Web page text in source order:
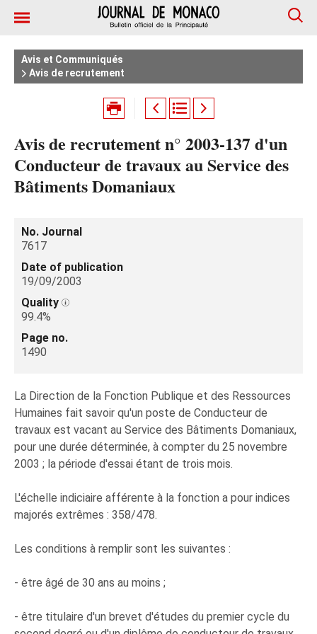
Avis et Communiqués
Avis de recrutement
Avis de recrutement n° 2003-137 d'un
Conducteur de travaux au Service des
Bâtiments Domaniaux
No. Journal
7617
Date of publication
19/09/2003
Quality
99.4%
Page no.
1490
La Direction de la Fonction Publique et des Ressources
Humaines fait savoir qu'un poste de Conducteur de
travaux est vacant au Service des Bâtiments Domaniaux,
pour une durée déterminée, à compter du 25 novembre
2003 ; la période d'essai étant de trois mois.
L'échelle indiciaire afférente à la fonction a pour indices
majorés extrêmes : 358/478.
Les conditions à remplir sont les suivantes :
- être âgé de 30 ans au moins ;
- être titulaire d'un brevet d'études du premier cycle du